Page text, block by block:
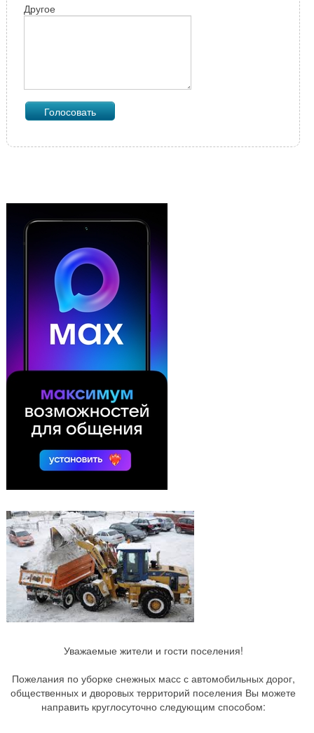
Другое
Уважаемые жители и гости поселения!
Пожелания по уборке снежных масс с автомобильных дорог,
общественных и дворовых территорий поселения Вы можете
направить круглосуточно следующим способом: